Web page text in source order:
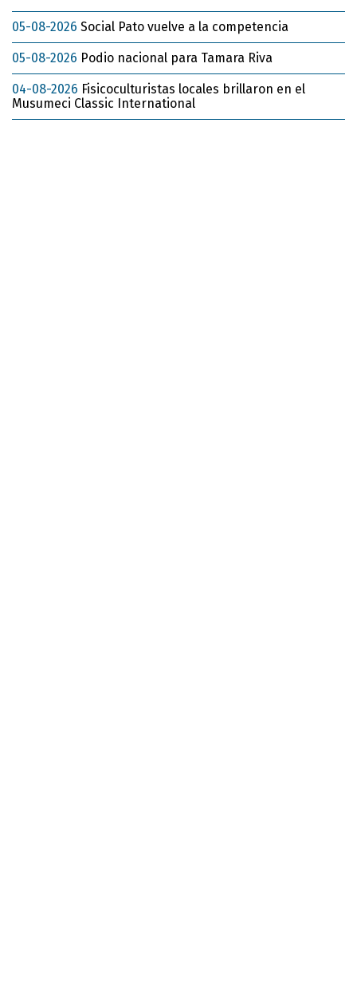
05-08-2026 Social Pato vuelve a la competencia
05-08-2026 Podio nacional para Tamara Riva
04-08-2026 Fisicoculturistas locales brillaron en el
Musumeci Classic International